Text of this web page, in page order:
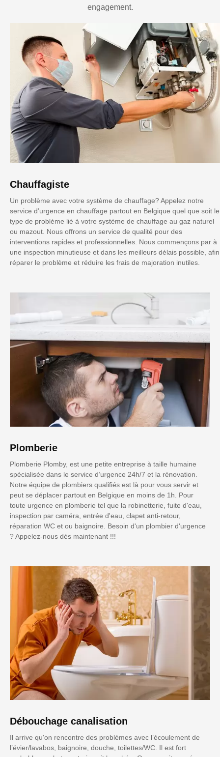
engagement.
Chauffagiste
Un problème avec votre système de chauffage? Appelez notre
service d’urgence en chauffage partout en Belgique quel que soit le
type de problème lié à votre système de chauffage au gaz naturel
ou mazout. Nous offrons un service de qualité pour des
interventions rapides et professionnelles. Nous commençons par à
une inspection minutieuse et dans les meilleurs délais possible, afin
réparer le problème et réduire les frais de majoration inutiles.
Plomberie
Plomberie Plomby, est une petite entreprise à taille humaine
spécialisée dans le service d’urgence 24h/7 et la rénovation.
Notre équipe de plombiers qualifiés est là pour vous servir et
peut se déplacer partout en Belgique en moins de 1h. Pour
toute urgence en plomberie tel que la robinetterie, fuite d'eau,
inspection par caméra, entrée d'eau, clapet anti-retour,
réparation WC et ou baignoire. Besoin d'un plombier d'urgence
? Appelez-nous dès maintenant !!!
Débouchage canalisation
Il arrive qu'on rencontre des problèmes avec l’écoulement de
l’évier/lavabos, baignoire, douche, toilettes/WC. Il est fort